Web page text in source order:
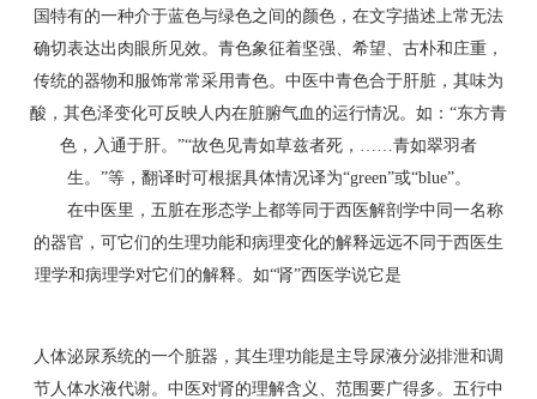
国特有的一种介于蓝色与绿色之间的颜色，在文字描述上常无法
确切表达出肉眼所见效。青色象征着坚强、希望、古朴和庄重，
传统的器物和服饰常常采用青色。中医中青色合于肝脏，其味为
酸，其色泽变化可反映人内在脏腑气血的运行情况。如：“东方青
色，入通于肝。”“故色见青如草兹者死，……青如翠羽者
生。”等，翻译时可根据具体情况译为“green”或“blue”。
在中医里，五脏在形态学上都等同于西医解剖学中同一名称
的器官，可它们的生理功能和病理变化的解释远远不同于西医生
理学和病理学对它们的解释。如“肾”西医学说它是
人体泌尿系统的一个脏器，其生理功能是主导尿液分泌排泄和调
节人体水液代谢。中医对肾的理解含义、范围要广得多。五行中